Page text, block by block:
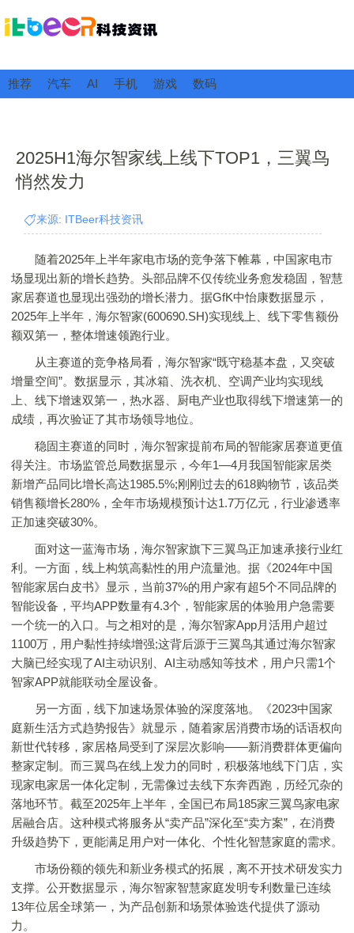
推荐 汽车 AI 手机 游戏 数码
2025H1海尔智家线上线下TOP1，三翼鸟
悄然发力
来源: ITBeer科技资讯
随着2025年上半年家电市场的竞争落下帷幕，中国家电市
场显现出新的增长趋势。头部品牌不仅传统业务愈发稳固，智慧
家居赛道也显现出强劲的增长潜力。据GfK中怡康数据显示，
2025年上半年，海尔智家(600690.SH)实现线上、线下零售额份
额双第一，整体增速领跑行业。
从主赛道的竞争格局看，海尔智家“既守稳基本盘，又突破
增量空间”。数据显示，其冰箱、洗衣机、空调产业均实现线
上、线下增速双第一，热水器、厨电产业也取得线下增速第一的
成绩，再次验证了其市场领导地位。
稳固主赛道的同时，海尔智家提前布局的智能家居赛道更值
得关注。市场监管总局数据显示，今年1—4月我国智能家居类
新增产品同比增长高达1985.5%;刚刚过去的618购物节，该品类
销售额增长280%，全年市场规模预计达1.7万亿元，行业渗透率
正加速突破30%。
面对这一蓝海市场，海尔智家旗下三翼鸟正加速承接行业红
利。一方面，线上构筑高黏性的用户流量池。据《2024年中国
智能家居白皮书》显示，当前37%的用户家有超5个不同品牌的
智能设备，平均APP数量有4.3个，智能家居的体验用户急需要
一个统一的入口。与之相对的是，海尔智家App月活用户超过
1100万，用户黏性持续增强;这背后源于三翼鸟其通过海尔智家
大脑已经实现了AI主动识别、AI主动感知等技术，用户只需1个
智家APP就能联动全屋设备。
另一方面，线下加速场景体验的深度落地。《2023中国家
庭新生活方式趋势报告》就显示，随着家居消费市场的话语权向
新世代转移，家居格局受到了深层次影响——新消费群体更偏向
整家定制。而三翼鸟在线上发力的同时，积极落地线下门店，实
现家电家居一体化定制，无需像过去线下东奔西跑，历经冗杂的
落地环节。截至2025年上半年，全国已布局185家三翼鸟家电家
居融合店。这种模式将服务从“卖产品”深化至“卖方案”，在消费
升级趋势下，更能满足用户对一体化、个性化智慧家庭的需求。
市场份额的领先和新业务模式的拓展，离不开技术研发实力
支撑。公开数据显示，海尔智家智慧家庭发明专利数量已连续
13年位居全球第一，为产品创新和场景体验迭代提供了源动
力。